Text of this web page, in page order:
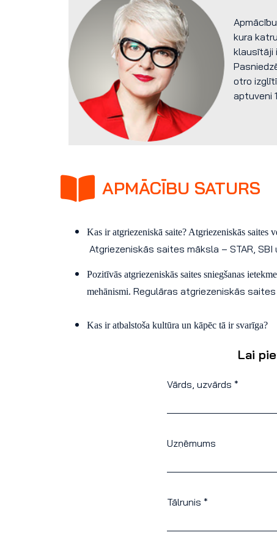
kura
klausītāji
otro
aptuveni
APMĀCĪBU SATURS
Kas ir atgriezeniskā saite? Atgriezeniskās saites
Atgriezeniskās saites māksla – STAR, SBI
Pozitīvās atgriezeniskās saites sniegšanas
mehānismi. Regulāras atgriezeniskās
Kas ir atbalstoša kultūra un kāpēc tā ir svarīga?
Lai
Vārds, uzvārds *
Uzņēmums
Tālrunis *